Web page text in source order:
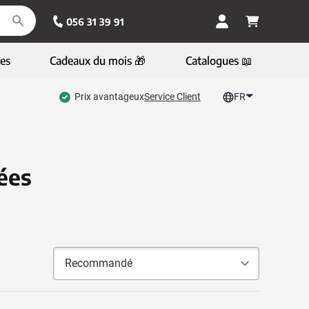
056 31 39 91
Cadeaux du mois 🎁 Catalogues 📖
Prix avantageuxService Client FR